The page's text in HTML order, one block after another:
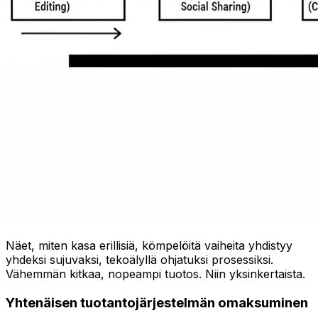
Näet, miten kasa erillisiä, kömpelöitä vaiheita yhdistyy
yhdeksi sujuvaksi, tekoälyllä ohjatuksi prosessiksi.
Vähemmän kitkaa, nopeampi tuotos. Niin yksinkertaista.
Yhtenäisen tuotantojärjestelmän omaksuminen